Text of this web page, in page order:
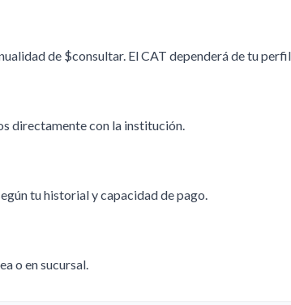
de $consultar. El CAT dependerá de tu
directamente con la institución.
tu historial y capacidad de pago.
o en sucursal.